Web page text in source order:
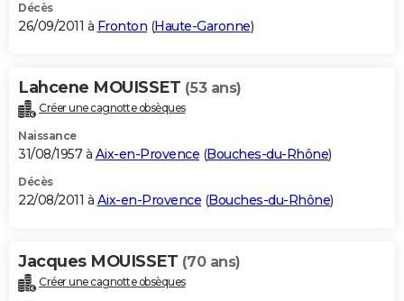
Décès
26/09/2011 à Fronton (Haute-Garonne)
Lahcene MOUISSET (53 ans)
Créer une cagnotte obsèques
Naissance
31/08/1957 à Aix-en-Provence (Bouches-du-Rhône)
Décès
22/08/2011 à Aix-en-Provence (Bouches-du-Rhône)
Jacques MOUISSET (70 ans)
Créer une cagnotte obsèques